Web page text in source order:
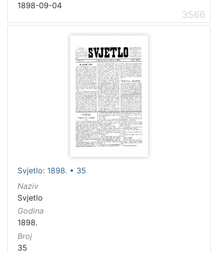
1898-09-04
3566
Svjetlo: 1898. • 35
Naziv
Svjetlo
Godina
1898.
Broj
35